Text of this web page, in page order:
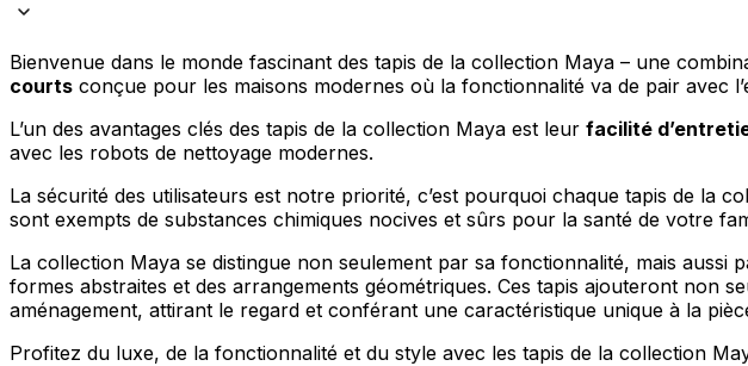
Bienvenue dans le monde fascinant des tapis de la collection Maya – une
courts conçue pour les maisons modernes où la fonctionnalité va de pair avec
L’un des avantages clés des tapis de la collection Maya est leur facilité
avec les robots de nettoyage modernes.
La sécurité des utilisateurs est notre priorité, c’est pourquoi chaque tapis de la
sont exempts de substances chimiques nocives et sûrs pour la santé de votre
La collection Maya se distingue non seulement par sa fonctionnalité, mais aussi
formes abstraites et des arrangements géométriques. Ces tapis ajouteront non
aménagement, attirant le regard et conférant une caractéristique unique à la
Profitez du luxe, de la fonctionnalité et du style avec les tapis de la collection